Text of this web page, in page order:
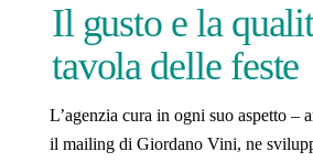
Il gusto e la
tavola delle feste
L’agenzia cura in ogni suo aspetto –
il mailing di Giordano Vini, ne